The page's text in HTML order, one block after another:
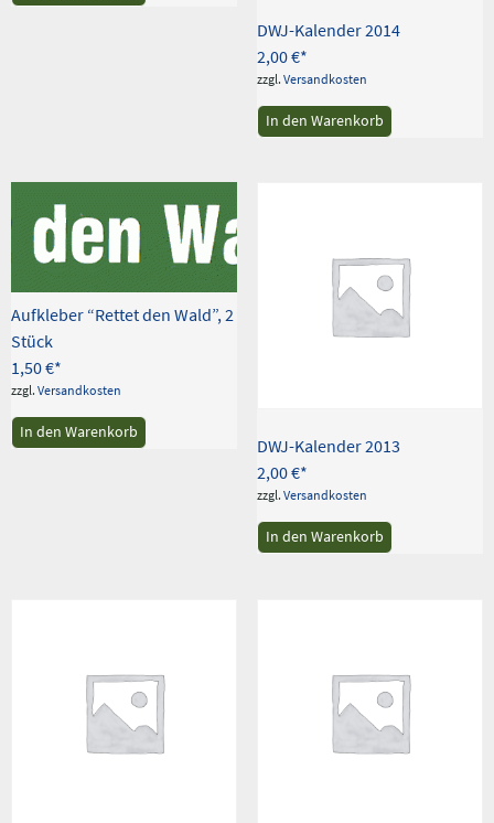
DWJ-Kalender 2014
2,00€
zzgl. Versandkosten
In den Warenkorb
Aufkleber “Rettet den Wald”, 2
Stück
1,50€
zzgl. Versandkosten
In den Warenkorb
DWJ-Kalender 2013
2,00€
zzgl. Versandkosten
In den Warenkorb